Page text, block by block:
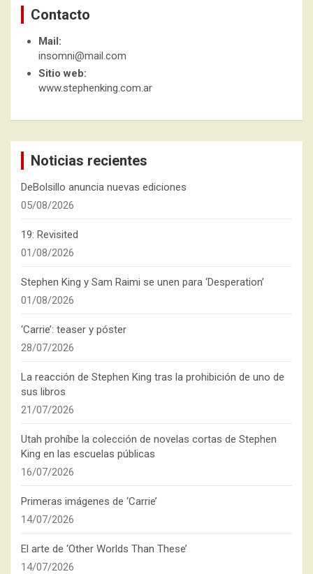
Contacto
Mail:
insomni@mail.com
Sitio web:
www.stephenking.com.ar
Noticias recientes
DeBolsillo anuncia nuevas ediciones
05/08/2026
19: Revisited
01/08/2026
Stephen King y Sam Raimi se unen para ‘Desperation’
01/08/2026
‘Carrie’: teaser y póster
28/07/2026
La reacción de Stephen King tras la prohibición de uno de
sus libros
21/07/2026
Utah prohíbe la colección de novelas cortas de Stephen
King en las escuelas públicas
16/07/2026
Primeras imágenes de ‘Carrie’
14/07/2026
El arte de ‘Other Worlds Than These’
14/07/2026